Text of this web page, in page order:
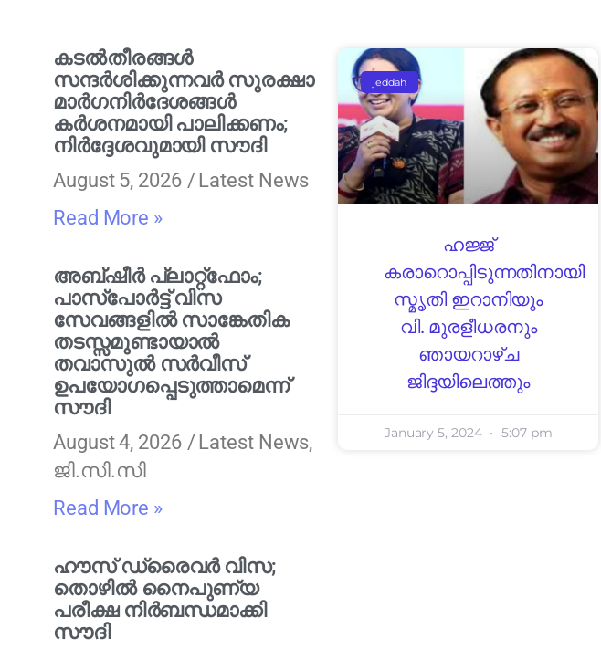
കടൽതീരങ്ങൾ
സന്ദർശിക്കുന്നവർ സുരക്ഷാ
മാർഗനിർദേശങ്ങൾ
കർശനമായി പാലിക്കണം;
നിർദ്ദേശവുമായി സൗദി
August 5, 2026
Latest News
Read More »
അബ്ഷീർ പ്ലാറ്റ്‌ഫോം;
പാസ്‌പോർട്ട് വിസ
സേവങ്ങളിൽ സാങ്കേതിക
തടസ്സമുണ്ടായാൽ
തവാസുൽ സർവീസ്
ഉപയോഗപ്പെടുത്താമെന്ന്
സൗദി
August 4, 2026
Latest News,
ജി.സി.സി
Read More »
ഹൗസ് ഡ്രൈവർ വിസ;
തൊഴിൽ നൈപുണ്യ
പരീക്ഷ നിർബന്ധമാക്കി
സൗദി
jeddah
ഹജ്ജ്
കരാറൊപ്പിടുന്നതിനായി
സ്മൃതി ഇറാനിയും
വി. മുരളീധരനും
ഞായറാഴ്ച
ജിദ്ദയിലെത്തും
January 5, 2024 5:07 pm